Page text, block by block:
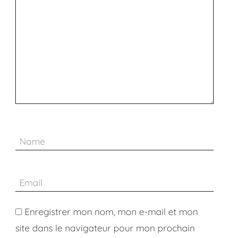
Enregistrer mon nom, mon e-mail et mon
site dans le navigateur pour mon prochain